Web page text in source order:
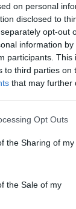
on personal
disclosed to
opt-out
information
participants.
to third parties on
that may further
Opt Outs
the Sharing of my
the Sale of my
arriverà la nuova
per
che
a 7.2Mb/s, la
protetta da
in totale
accesso su